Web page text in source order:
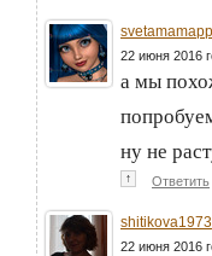
svetamamapp
22 июня 2016
а мы
ну не
↑ Ответить
shitikova1973
22 июня 2016